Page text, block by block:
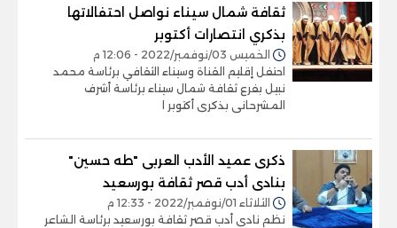
ثقافة شمال سيناء نواصل احتفالاتها
بذكري انتصارات أكتوبر
الخميس 03/نوفمبر/2022 - 12:06 م
احتفل إقليم القناة وسيناء الثقافي برئاسة محمد
نبيل بفرع ثقافة شمال سيناء برئاسة أشرف
المشرحانى بذكرى أكتوبر ا
ذكرى عميد الأدب العربى "طه حسين"
بنادى أدب قصر ثقافة بورسعيد
الثلاثاء 01/نوفمبر/2022 - 12:33 م
نظم نادى أدب قصر ثقافة بورسعيد برئاسة الشاعر